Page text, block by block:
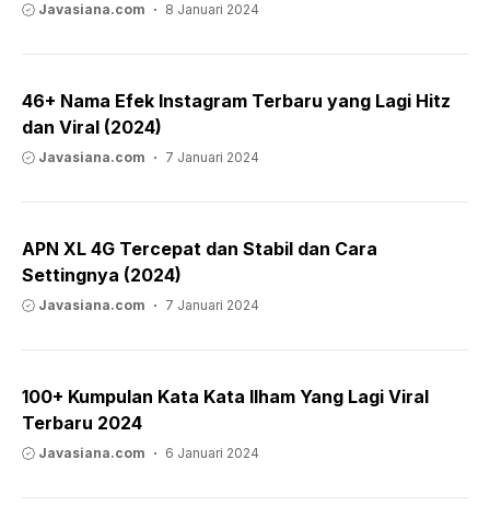
Javasiana.com 8 Januari 2024
46+ Nama Efek Instagram Terbaru yang Lagi Hitz
dan Viral (2024)
Javasiana.com 7 Januari 2024
APN XL 4G Tercepat dan Stabil dan Cara
Settingnya (2024)
Javasiana.com 7 Januari 2024
100+ Kumpulan Kata Kata Ilham Yang Lagi Viral
Terbaru 2024
Javasiana.com 6 Januari 2024